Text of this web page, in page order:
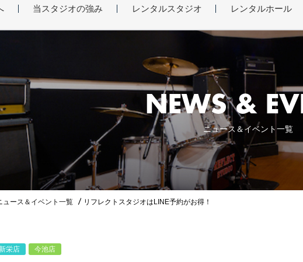
当スタジオの強み レンタルスタジオ レンタルホール
ニュース＆イベント一覧
ュース＆イベント一覧 リフレクトスタジオはLINE予約がお得！
新栄店 今池店